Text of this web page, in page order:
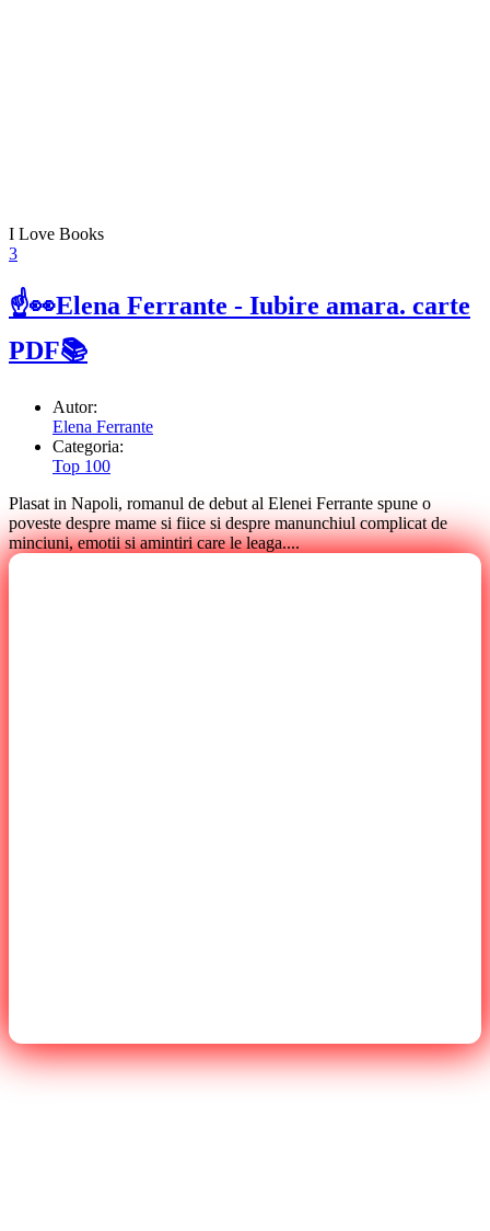
I Love Books
3
☝👀Elena Ferrante - Iubire amara. carte
PDF📚
Autor:
Elena Ferrante
Categoria:
Top 100
Plasat in Napoli, romanul de debut al Elenei Ferrante spune o
poveste despre mame si fiice si despre manunchiul complicat de
minciuni, emotii si amintiri care le leaga....